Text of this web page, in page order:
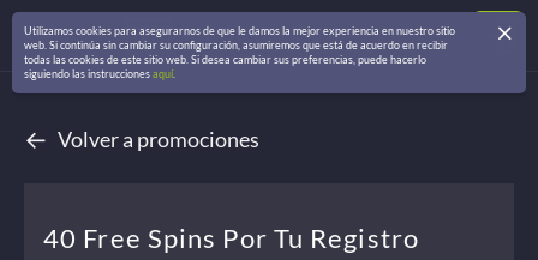
← Volver a promociones
40 Free Spins Por Tu Registro
Utilizamos cookies para asegurarnos de que le damos la mejor experiencia en nuestro sitio
web. Si continúa sin cambiar su configuración, asumiremos que está de acuerdo en recibir
todas las cookies de este sitio web. Si desea cambiar sus preferencias, puede hacerlo
siguiendo las instruccionesaquí